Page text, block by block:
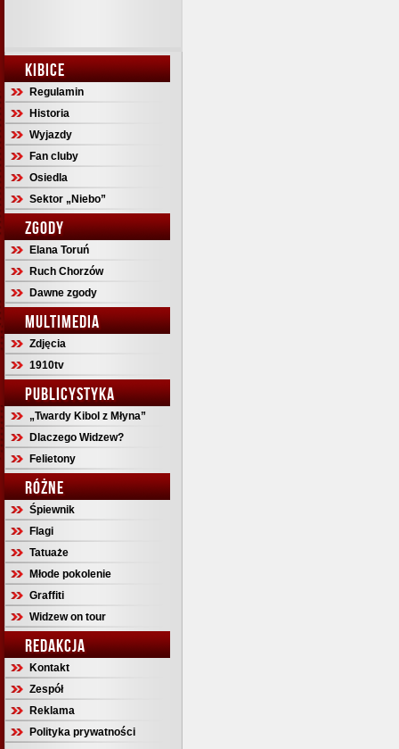
KIBICE
Regulamin
Historia
Wyjazdy
Fan cluby
Osiedla
Sektor „Niebo”
ZGODY
Elana Toruń
Ruch Chorzów
Dawne zgody
MULTIMEDIA
Zdjęcia
1910tv
PUBLICYSTYKA
„Twardy Kibol z Młyna”
Dlaczego Widzew?
Felietony
RÓŻNE
Śpiewnik
Flagi
Tatuaże
Młode pokolenie
Graffiti
Widzew on tour
REDAKCJA
Kontakt
Zespół
Reklama
Polityka prywatności